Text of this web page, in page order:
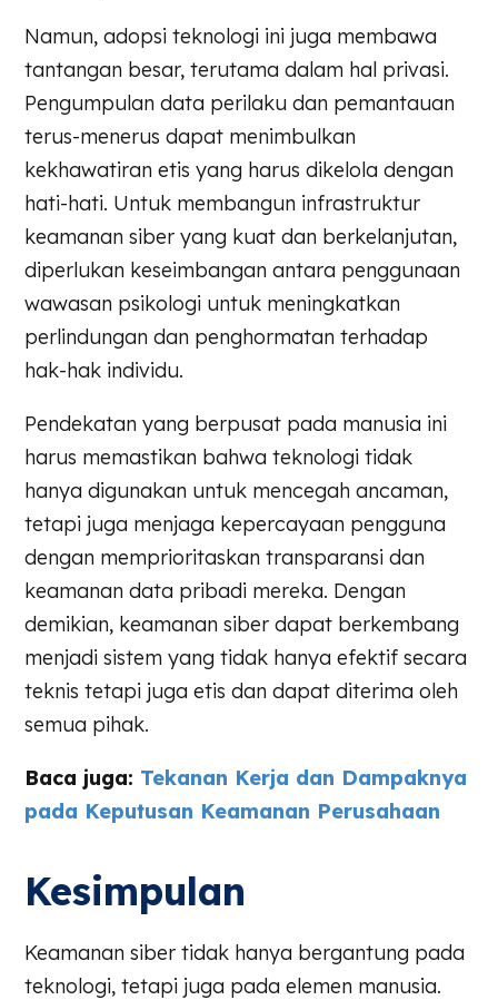
Namun, adopsi teknologi ini juga membawa
tantangan besar, terutama dalam hal privasi.
Pengumpulan data perilaku dan pemantauan
terus-menerus dapat menimbulkan
kekhawatiran etis yang harus dikelola dengan
hati-hati. Untuk membangun infrastruktur
keamanan siber yang kuat dan berkelanjutan,
diperlukan keseimbangan antara penggunaan
wawasan psikologi untuk meningkatkan
perlindungan dan penghormatan terhadap
hak-hak individu.
Pendekatan yang berpusat pada manusia ini
harus memastikan bahwa teknologi tidak
hanya digunakan untuk mencegah ancaman,
tetapi juga menjaga kepercayaan pengguna
dengan memprioritaskan transparansi dan
keamanan data pribadi mereka. Dengan
demikian, keamanan siber dapat berkembang
menjadi sistem yang tidak hanya efektif secara
teknis tetapi juga etis dan dapat diterima oleh
semua pihak.
Baca juga: Tekanan Kerja dan Dampaknya
pada Keputusan Keamanan Perusahaan
Kesimpulan
Keamanan siber tidak hanya bergantung pada
teknologi, tetapi juga pada elemen manusia.